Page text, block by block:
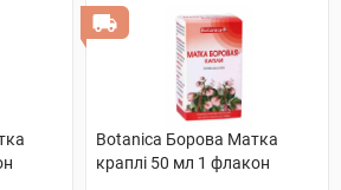
Botanica Борова Матка
краплі 50 мл 1 флакон